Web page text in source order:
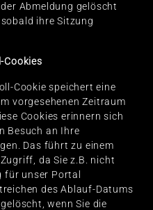
Abmeldung gelöscht
ihre Sitzung
Cookies
Cookie speichert eine
vorgesehenen Zeitraum
Cookies erinnern sich
Besuch an Ihre
Das führt zu einem
da Sie z.B. nicht
für unser Portal
des Ablauf-Datums
wenn Sie die